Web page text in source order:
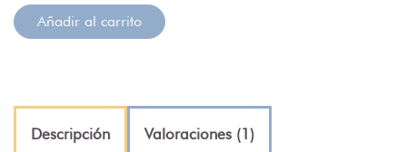
Añadir al carrito
Descripción Valoraciones (1)